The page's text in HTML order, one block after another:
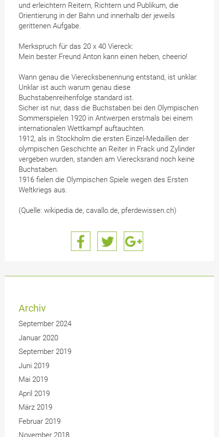
und erleichtern Reitern, Richtern und Publikum, die
Orientierung in der Bahn und innerhalb der jeweils
gerittenen Aufgabe.
Merkspruch für das 20 x 40 Viereck:
Mein bester Freund Anton kann einen heben, cheerio!
Wann genau die Vierecksbenennung entstand, ist unklar.
Unklar ist auch warum genau diese
Buchstabenreihenfolge standard ist.
Sicher ist nur, dass die Buchstaben bei den Olympischen
Sommerspielen 1920 in Antwerpen erstmals bei einem
internationalen Wettkampf auftauchten.
1912, als in Stockholm die ersten Einzel-Medaillen der
olympischen Geschichte an Reiter in Frack und Zylinder
vergeben wurden, standen am Vierecksrand noch keine
Buchstaben.
1916 fielen die Olympischen Spiele wegen des Ersten
Weltkriegs aus.
(Quelle: wikipedia.de, cavallo.de, pferdewissen.ch)
Archiv
September 2024
Januar 2020
September 2019
Juni 2019
Mai 2019
April 2019
März 2019
Februar 2019
November 2018